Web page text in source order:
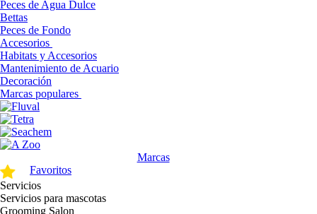
Peces de Agua Dulce
Bettas
Peces de Fondo
Accesorios
Habitats y Accesorios
Mantenimiento de Acuario
Decoración
Marcas populares
Marcas
Favoritos
Servicios
Servicios para mascotas
Grooming Salon